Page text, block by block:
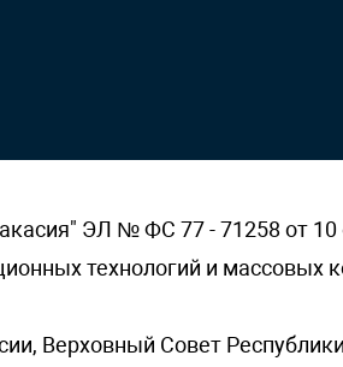
ЭЛ № ФС 77 - 71258 от 10
технологий и массовых
Верховный Совет